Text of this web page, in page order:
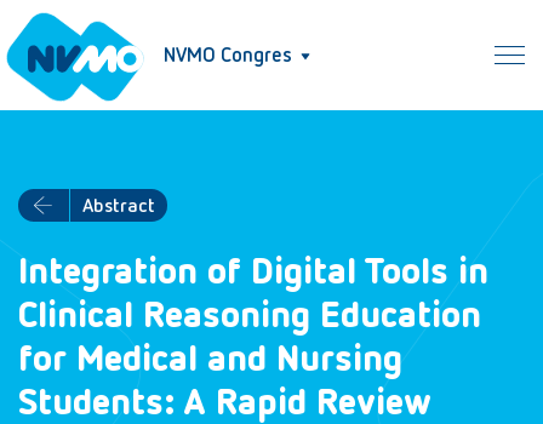
NVMO Congres
Abstract
Integration of Digital Tools in
Clinical Reasoning Education
for Medical and Nursing
Students: A Rapid Review